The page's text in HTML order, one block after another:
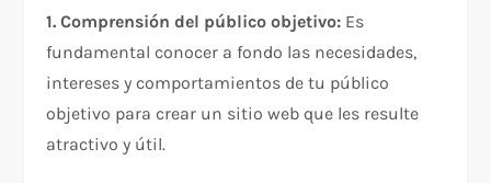
1. Comprensión del público objetivo: Es
fundamental conocer a fondo las necesidades,
intereses y comportamientos de tu público
objetivo para crear un sitio web que les resulte
atractivo y útil.